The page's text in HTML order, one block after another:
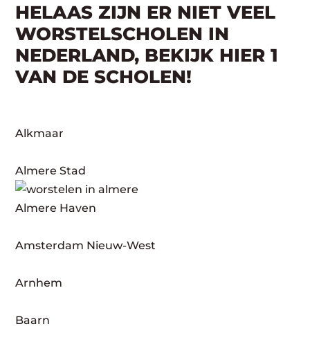
HELAAS ZIJN ER NIET VEEL
WORSTELSCHOLEN IN
NEDERLAND, BEKIJK HIER 1
VAN DE SCHOLEN!
Alkmaar
Almere Stad
Almere Haven
Amsterdam Nieuw-West
Arnhem
Baarn